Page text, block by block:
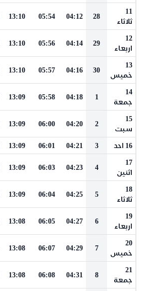
11
ثلاثاء
28
04:12
05:54
13:10
12
اربعاء
29
04:14
05:56
13:10
13
خميس
30
04:16
05:57
13:10
14
جمعة
1
04:18
05:58
13:09
15
سبت
2
04:20
06:00
13:09
16 احد 3
04:21
06:01
13:09
17
اثنين
4
04:23
06:03
13:09
18
ثلاثاء
5
04:25
06:04
13:09
19
اربعاء
6
04:27
06:05
13:08
20
خميس
7
04:29
06:07
13:08
21
جمعة
8
04:31
06:08
13:08